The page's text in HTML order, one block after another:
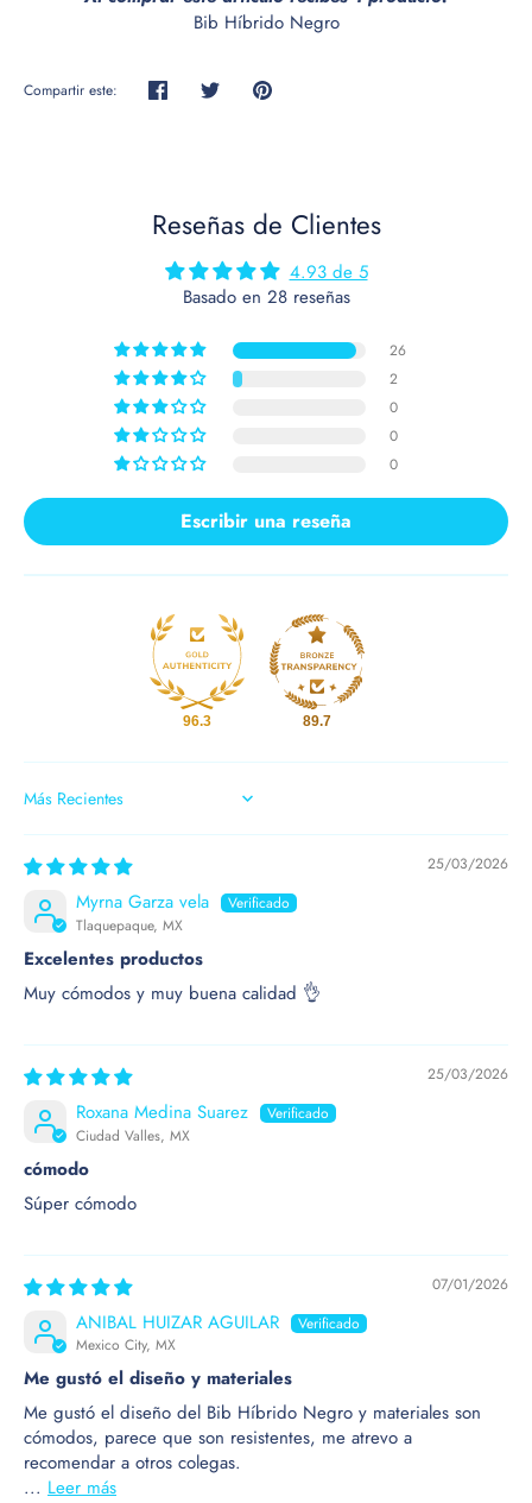
Bib Híbrido Negro
Compartir este: CompartirTuitearHacer
Reseñas de Clientes
4.93 de 5
Basado en 28 reseñas
26
2
0
0
0
Escribir una reseña
96.3 89.7
SORT BY
25/03/2026
Myrna Garza vela
Tlaquepaque, MX
Excelentes productos
Muy cómodos y muy buena calidad 👌
25/03/2026
Roxana Medina Suarez
Ciudad Valles, MX
cómodo
Súper cómodo
07/01/2026
ANIBAL HUIZAR AGUILAR
Mexico City, MX
Me gustó el diseño y materiales
Me gustó el diseño del Bib Híbrido Negro y materiales son
cómodos, parece que son resistentes, me atrevo a
recomendar a otros colegas.
... Leer más